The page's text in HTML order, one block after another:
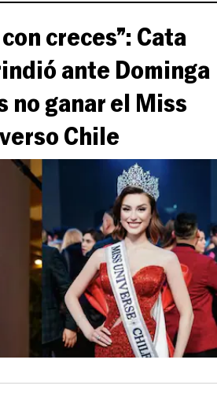
creces”: Cata
ante Dominga
no ganar el Miss
Chile